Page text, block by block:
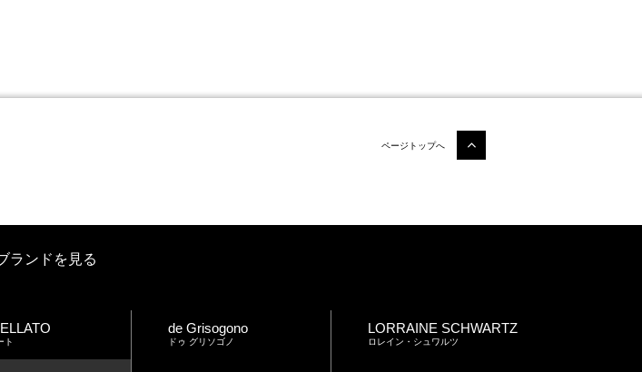
ページトップへ
ランドを見る
ト
de Grisogono
ドゥ グリソゴノ
LORRAINE SCHWARTZ
ロレイン・シュワルツ